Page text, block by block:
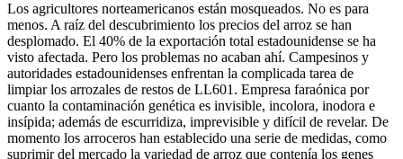
Los agricultores norteamericanos están mosqueados. No es para
menos. A raíz del descubrimiento los precios del arroz se han
desplomado. El 40% de la exportación total estadounidense se ha
visto afectada. Pero los problemas no acaban ahí. Campesinos y
autoridades estadounidenses enfrentan la complicada tarea de
limpiar los arrozales de restos de LL601. Empresa faraónica por
cuanto la contaminación genética es invisible, incolora, inodora e
insípida; además de escurridiza, imprevisible y difícil de revelar. De
momento los arroceros han establecido una serie de medidas, como
suprimir del mercado la variedad de arroz que contenía los genes